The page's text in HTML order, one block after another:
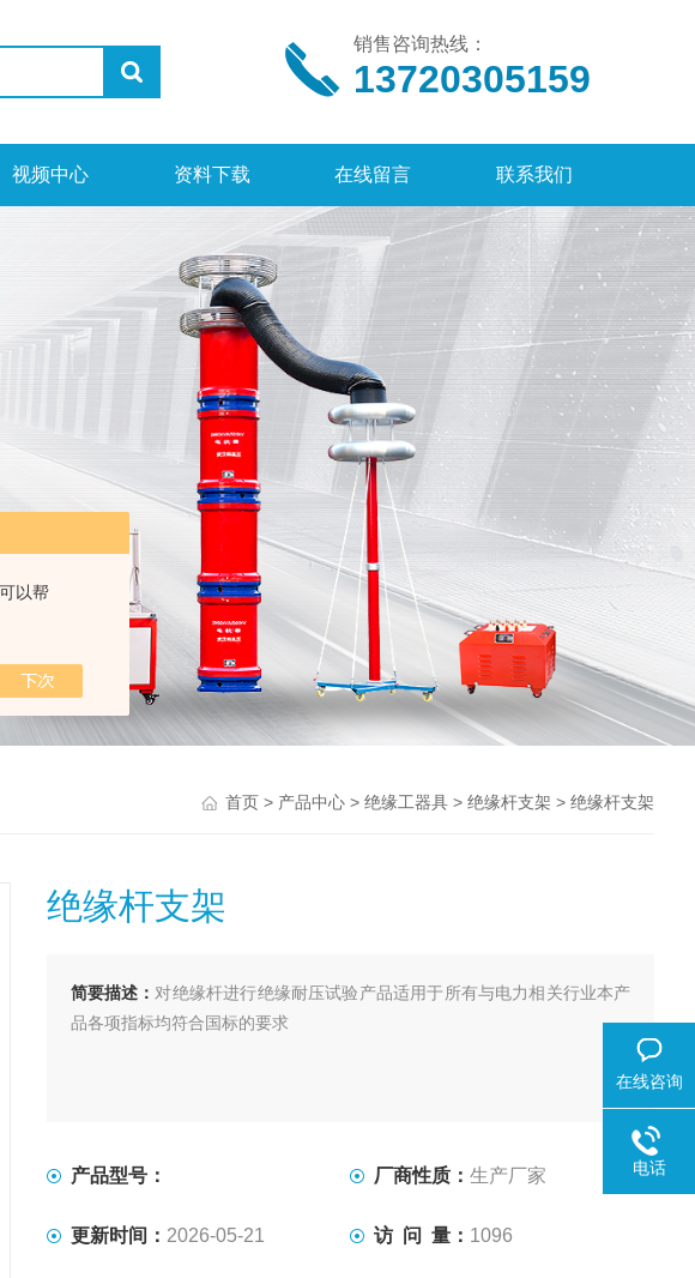
以帮
销售咨询热线：
13720305159
视频中心 资料下载 在线留言 联系我们
首页 > 产品中心 >绝缘工器具 >绝缘杆支架 > 绝缘杆支架
绝缘杆支架
简要描述： 对绝缘杆进行绝缘耐压试验产品适用于所有与电力相关行业本产
品各项指标均符合国标的要求
产品型号： 厂商性质：生产厂家
更新时间： 2026-05-21 访 问 量： 1096
在线咨询
电话